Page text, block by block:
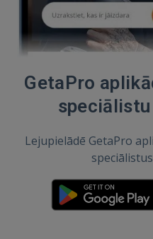
GetaPro
Lejupielādē GetaPro